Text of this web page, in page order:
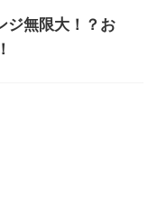
ジ無限大！？お